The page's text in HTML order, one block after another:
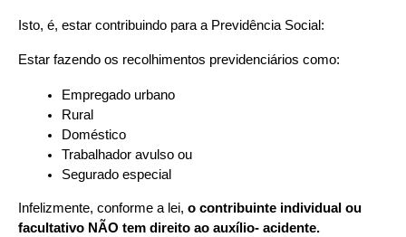
Isto, é, estar contribuindo para a Previdência Social:
Estar fazendo os recolhimentos previdenciários como:
Empregado urbano
Rural
Doméstico
Trabalhador avulso ou
Segurado especial
Infelizmente, conforme a lei, o contribuinte individual ou
facultativo NÃO tem direito ao auxílio- acidente.